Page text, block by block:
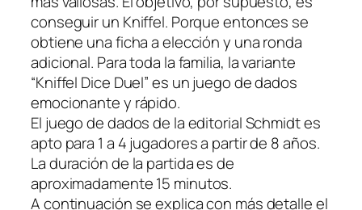
conseguir un Kniffel. Porque entonces se
obtiene una ficha a elección y una ronda
adicional. Para toda la familia, la variante
“Kniffel Dice Duel” es un juego de dados
emocionante y rápido.
El juego de dados de la editorial Schmidt es
apto para 1 a 4 jugadores a partir de 8 años.
La duración de la partida es de
aproximadamente 15 minutos.
A continuación se explica con más detalle el